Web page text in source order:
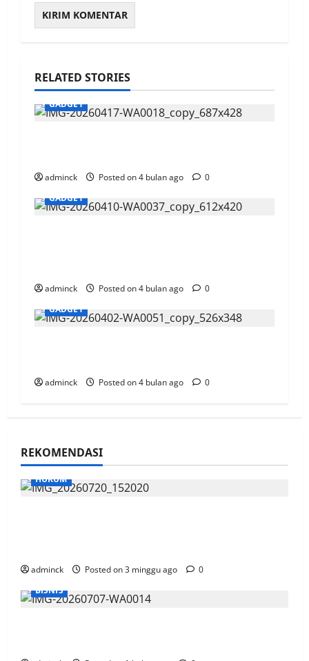
RELATED STORIES
GADGET
adminck Posted on 4 bulan ago
0
GADGET
adminck Posted on 4 bulan ago
0
GADGET
adminck Posted on 4 bulan ago 0
REKOMENDASI
HUKUM
adminck Posted on 3 minggu ago
0
BISNIS